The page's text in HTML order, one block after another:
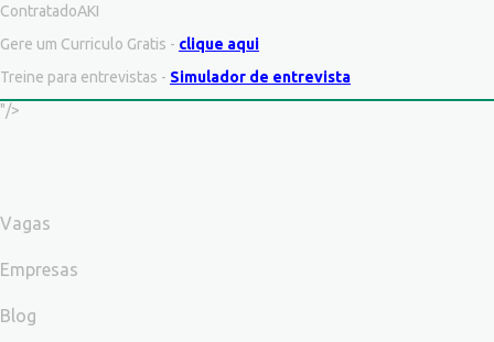
ContratadoAKI
Gere um Curriculo Gratis - clique aqui
Treine para entrevistas - Simulador de entrevista
"/>
Vagas
Empresas
Blog